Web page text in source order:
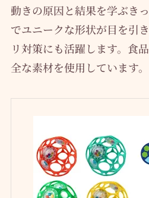
動きの原因と結果を学ぶき
でユニークな形状が目を引
リ対策にも活躍します。食
全な素材を使用しています。